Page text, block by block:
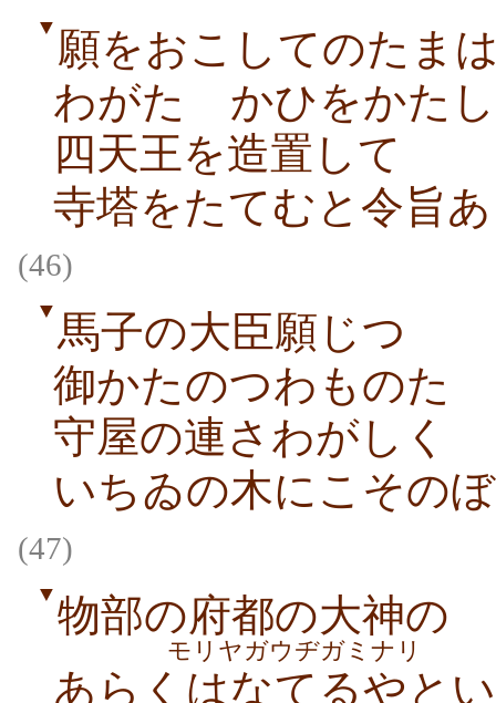
▼ 願をおこしてのたま
わがたゝかひをかた
四天王を造置して
寺塔をたてむと令旨
(46)
▼ 馬子の大臣願じつゝ
御かたのつわものた
守屋の連さわがしく
いちゐの木にこその
(47)
▼物部の府都の大神の
モリヤガウヂガミナリ
あらくはなてるやと